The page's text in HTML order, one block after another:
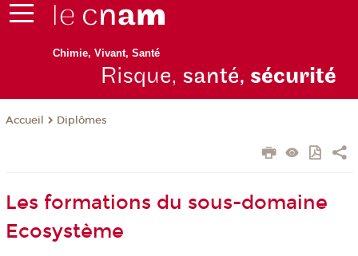
Chimie, Vivant, Santé
Risque, santé, sécurité
Accueil Diplômes
Les formations du sous-domaine
Ecosystème